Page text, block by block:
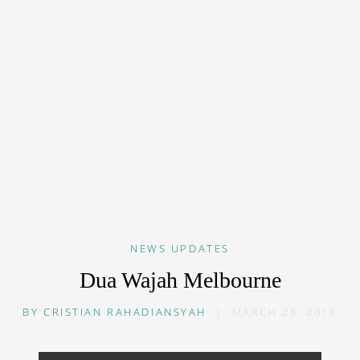
NEWS UPDATES
Dua Wajah Melbourne
BYCRISTIAN RAHADIANSYAH MARCH 28, 2018